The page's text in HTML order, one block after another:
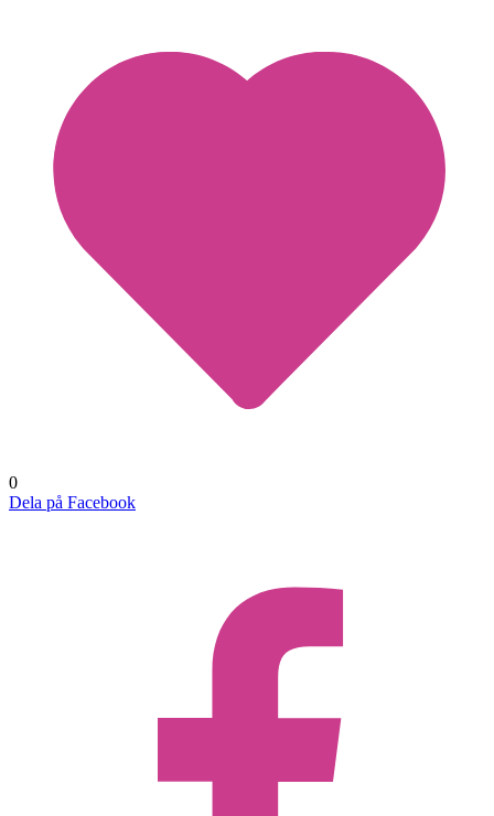
0
Dela på Facebook